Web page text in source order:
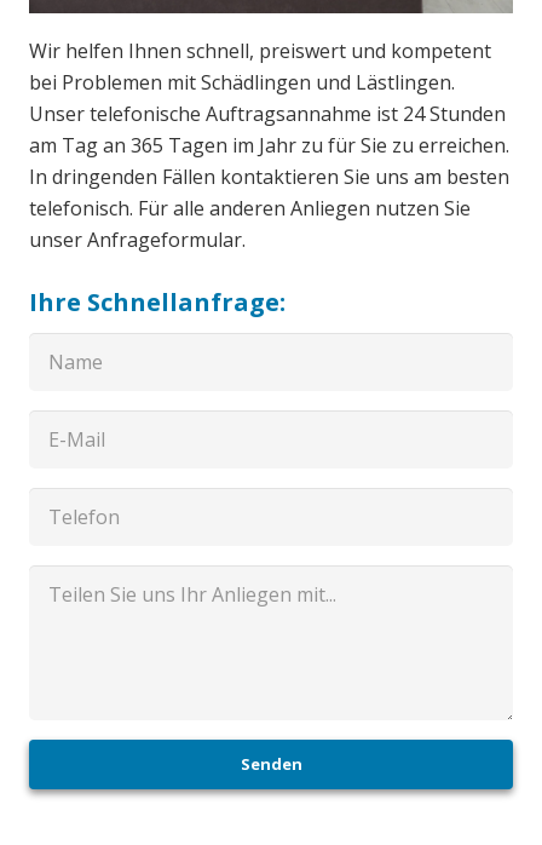
Wir helfen Ihnen schnell, preiswert und kompetent
bei Problemen mit Schädlingen und Lästlingen.
Unser telefonische Auftragsannahme ist 24 Stunden
am Tag an 365 Tagen im Jahr zu für Sie zu erreichen.
In dringenden Fällen kontaktieren Sie uns am besten
telefonisch. Für alle anderen Anliegen nutzen Sie
unser Anfrageformular.
Ihre Schnellanfrage:
Senden